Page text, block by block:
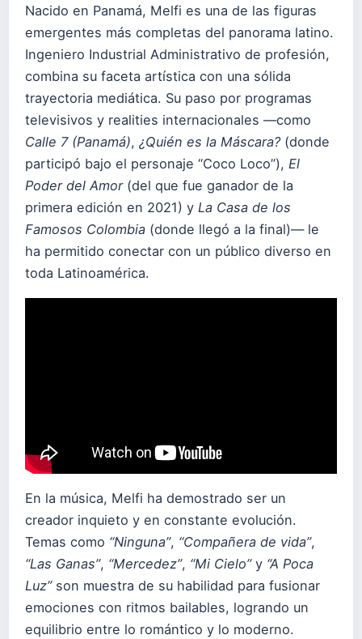
Nacido en Panamá, Melfi es una de las figuras
emergentes más completas del panorama latino.
Ingeniero Industrial Administrativo de profesión,
combina su faceta artística con una sólida
trayectoria mediática. Su paso por programas
televisivos y realities internacionales —como
Calle 7 (Panamá), ¿Quién es la Máscara?(donde
participó bajo el personaje “Coco Loco”), El
Poder del Amor(del que fue ganador de la
primera edición en 2021) y La Casa de los
Famosos Colombia (donde llegó a la final)— le
ha permitido conectar con un público diverso en
toda Latinoamérica.
En la música, Melfi ha demostrado ser un
creador inquieto y en constante evolución.
Temas como “Ninguna”, “Compañera de vida”,
“Las Ganas”, “Mercedez”, “Mi Cielo”y “A Poca
Luz”son muestra de su habilidad para fusionar
emociones con ritmos bailables, logrando un
equilibrio entre lo romántico y lo moderno.